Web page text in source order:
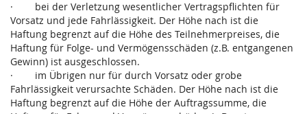
· bei der Verletzung wesentlicher Vertragspflichten für
Vorsatz und jede Fahrlässigkeit. Der Höhe nach ist die
Haftung begrenzt auf die Höhe des Teilnehmerpreises, die
Haftung für Folge- und Vermögensschäden (z.B. entgangenen
Gewinn) ist ausgeschlossen.
· im Übrigen nur für durch Vorsatz oder grobe
Fahrlässigkeit verursachte Schäden. Der Höhe nach ist die
Haftung begrenzt auf die Höhe der Auftragssumme, die